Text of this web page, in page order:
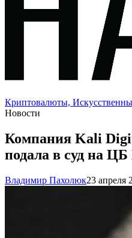
Криптовалюты,
Новости
Компания Kali
подала в суд на
Владимир Пахолюк23 апреля